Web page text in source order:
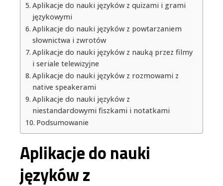
Aplikacje do nauki języków z quizami i grami
językowymi
Aplikacje do nauki języków z powtarzaniem
słownictwa i zwrotów
Aplikacje do nauki języków z nauką przez filmy
i seriale telewizyjne
Aplikacje do nauki języków z rozmowami z
native speakerami
Aplikacje do nauki języków z
niestandardowymi fiszkami i notatkami
Podsumowanie
Aplikacje do nauki
języków z